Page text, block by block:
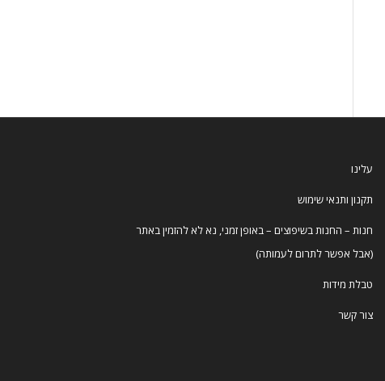
עלינו
תקנון ותנאי שימוש
חנות – החנות בשיפוצים – באופן זמני, נא לא להזמין באתר
(אבל אפשר לתרום לעמותה)
טבלת מידות
צור קשר